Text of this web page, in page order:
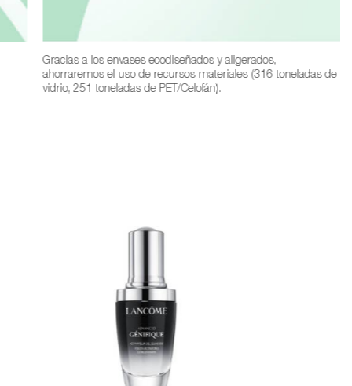
Gracias a los envases ecodiseñados y aligerados,
ahorraremos el uso de recursos materiales (316 toneladas de
vidrio, 251 toneladas de PET/Celofán).